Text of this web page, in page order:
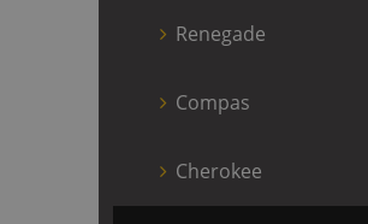
Renegade
Compas
Cherokee